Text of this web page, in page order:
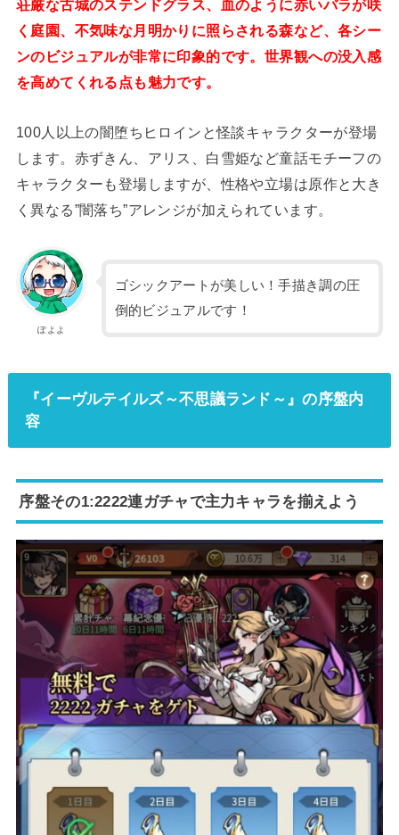
荘厳な古城のステンドグラス、血のように赤いバラが咲
く庭園、不気味な月明かりに照らされる森など、各シー
ンのビジュアルが非常に印象的です。世界観への没入感
を高めてくれる点も魅力です。
100人以上の闇堕ちヒロインと怪談キャラクターが登場
します。赤ずきん、アリス、白雪姫など童話モチーフの
キャラクターも登場しますが、性格や立場は原作と大き
く異なる”闇落ち”アレンジが加えられています。
ぽよよ
ゴシックアートが美しい！手描き調の圧
倒的ビジュアルです！
『イーヴルテイルズ～不思議ランド～』の序盤内
容
序盤その1:2222連ガチャで主力キャラを揃えよう